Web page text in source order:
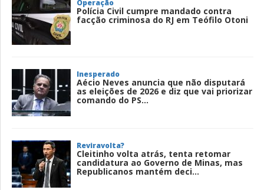
Operação
Polícia Civil cumpre mandado contra
facção criminosa do RJ em Teófilo Otoni
Inesperado
Aécio Neves anuncia que não disputará
as eleições de 2026 e diz que vai priorizar
comando do PS...
Reviravolta?
Cleitinho volta atrás, tenta retomar
candidatura ao Governo de Minas, mas
Republicanos mantém deci...